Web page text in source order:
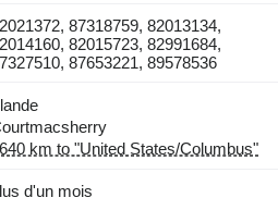
87318759, 82013134,
82015723, 82991684,
87653221, 89578536
km to "United States/Columbus"
d'un mois